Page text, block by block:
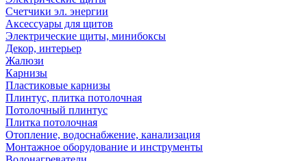
Счетчики эл. энергии
Аксессуары для щитов
Электрические щиты, минибоксы
Декор, интерьер
Жалюзи
Карнизы
Пластиковые карнизы
Плинтус, плитка потолочная
Потолочный плинтус
Плитка потолочная
Отопление, водоснабжение, канализация
Монтажное оборудование и инструменты